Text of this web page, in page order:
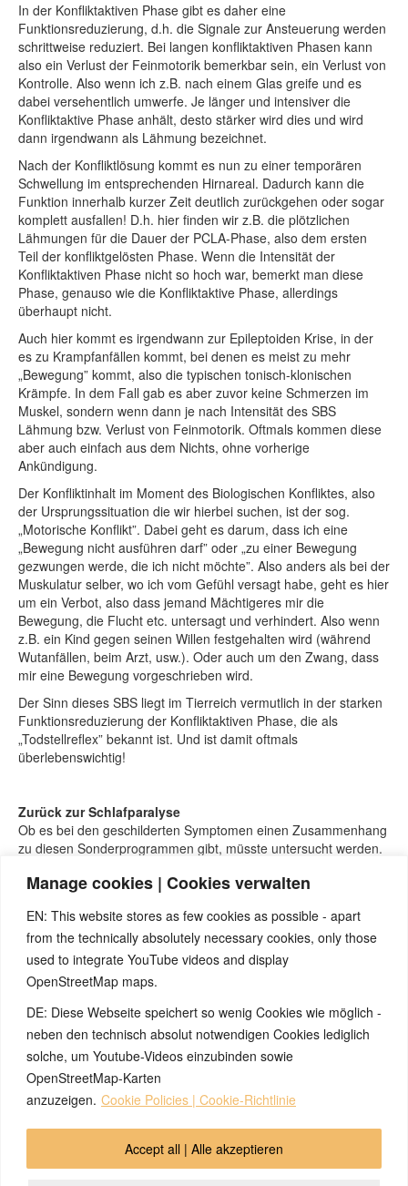
Manage cookies | Cookies verwalten
EN: This website stores as few cookies as possible - apart
from the technically absolutely necessary cookies, only those
used to integrate YouTube videos and display
OpenStreetMap maps.
DE: Diese Webseite speichert so wenig Cookies wie möglich -
neben den technisch absolut notwendigen Cookies lediglich
solche, um Youtube-Videos einzubinden sowie
OpenStreetMap-Karten
anzuzeigen. Cookie Policies | Cookie-Richtlinie
Accept all | Alle akzeptieren
In der Konfliktaktiven Phase gibt es daher eine
Funktionsreduzierung, d.h. die Signale zur Ansteuerung werden
schrittweise reduziert. Bei langen konfliktaktiven Phasen kann
also ein Verlust der Feinmotorik bemerkbar sein, ein Verlust von
Kontrolle. Also wenn ich z.B. nach einem Glas greife und es
dabei versehentlich umwerfe. Je länger und intensiver die
Konfliktaktive Phase anhält, desto stärker wird dies und wird
dann irgendwann als Lähmung bezeichnet.
Nach der Konfliktlösung kommt es nun zu einer temporären
Schwellung im entsprechenden Hirnareal. Dadurch kann die
Funktion innerhalb kurzer Zeit deutlich zurückgehen oder sogar
komplett ausfallen! D.h. hier finden wir z.B. die plötzlichen
Lähmungen für die Dauer der PCLA-Phase, also dem ersten
Teil der konfliktgelösten Phase. Wenn die Intensität der
Konfliktaktiven Phase nicht so hoch war, bemerkt man diese
Phase, genauso wie die Konfliktaktive Phase, allerdings
überhaupt nicht.
Auch hier kommt es irgendwann zur Epileptoiden Krise, in der
es zu Krampfanfällen kommt, bei denen es meist zu mehr
„Bewegung” kommt, also die typischen tonisch-klonischen
Krämpfe. In dem Fall gab es aber zuvor keine Schmerzen im
Muskel, sondern wenn dann je nach Intensität des SBS
Lähmung bzw. Verlust von Feinmotorik. Oftmals kommen diese
aber auch einfach aus dem Nichts, ohne vorherige
Ankündigung.
Der Konfliktinhalt im Moment des Biologischen Konfliktes, also
der Ursprungssituation die wir hierbei suchen, ist der sog.
„Motorische Konflikt”. Dabei geht es darum, dass ich eine
„Bewegung nicht ausführen darf” oder „zu einer Bewegung
gezwungen werde, die ich nicht möchte”. Also anders als bei der
Muskulatur selber, wo ich vom Gefühl versagt habe, geht es hier
um ein Verbot, also dass jemand Mächtigeres mir die
Bewegung, die Flucht etc. untersagt und verhindert. Also wenn
z.B. ein Kind gegen seinen Willen festgehalten wird (während
Wutanfällen, beim Arzt, usw.). Oder auch um den Zwang, dass
mir eine Bewegung vorgeschrieben wird.
Der Sinn dieses SBS liegt im Tierreich vermutlich in der starken
Funktionsreduzierung der Konfliktaktiven Phase, die als
„Todstellreflex” bekannt ist. Und ist damit oftmals
überlebenswichtig!
Zurück zur Schlafparalyse
Ob es bei den geschilderten Symptomen einen Zusammenhang
zu diesen Sonderprogrammen gibt, müsste untersucht werden.
starken Unterfunktion führen – mit dem Unterschied, dass bei
spürbar wären.
Vorstellbar wäre, dass die Anwesenheit eines der obigen
Sonderprogramme durch die verminderte Funktion dazu führt,
dass die Aufhebung der normalen nächtlichen Schlafparalyse in
diesem Fall einige Sekunden länger dauert und dadurch
häufiger bemerkt wird – das ist aber erstmal nur reine
Spekulation und müsste wie gesagt untersucht werden.
Genauere Untersuchungen dazu liegen meines Wissens nach
bisher nicht vor.
© 2026 by Ingmar Marquardt
Impresszum Adatvédelmi Irányelvek